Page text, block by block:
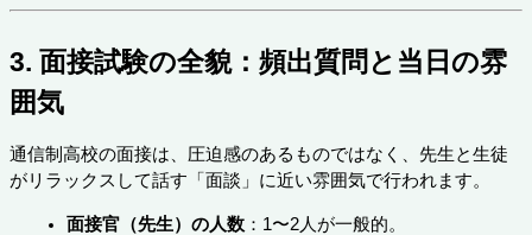
3. 面接試験の全貌：頻出質問と当日の雰
囲気
通信制高校の面接は、圧迫感のあるものではなく、先生と生徒
がリラックスして話す「面談」に近い雰囲気で行われます。
面接官（先生）の人数 ：1〜2人が一般的。